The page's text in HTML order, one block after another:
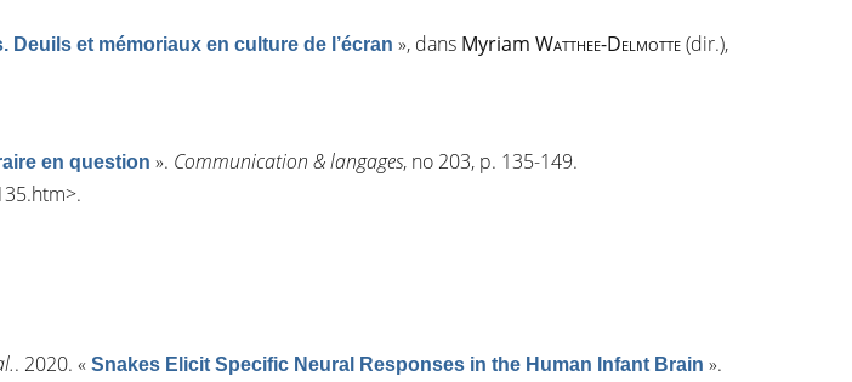
et mémoriaux en culture de l’écran », dans Myriam Watthee-Delmotte(dir.),
en question ». Communication & langages, no 203, p. 135-149.
>.
. 2020. « Snakes Elicit Specific Neural Responses in the Human Infant Brain ».